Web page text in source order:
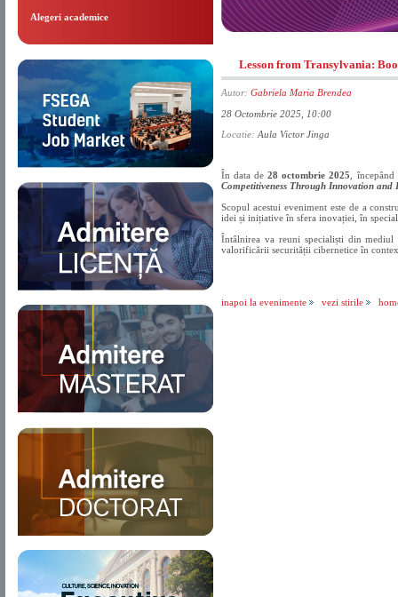
Alegeri academice
Lesson from Transylvania:
Autor: Gabriela Maria Brendea
28 Octombrie 2025, 10:00
Locatie: Aula Victor Jinga
În data de28 octombrie 2025
,
Competitiveness Through Innovation and
Scopul acestui eveniment este de a
idei și inițiative în sfera inovației, în
Întâlnirea va reuni specialiști din mediul
valorificării securității cibernetice în
inapoi la evenimente vezi stirile